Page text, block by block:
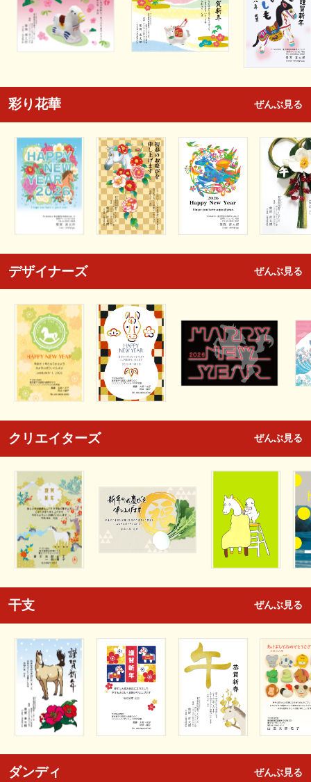
彩り花華 ぜんぶ見る
デザイナーズ ぜんぶ見る
クリエイターズ ぜんぶ見る
干支 ぜんぶ見る
ダンディ ぜんぶ見る